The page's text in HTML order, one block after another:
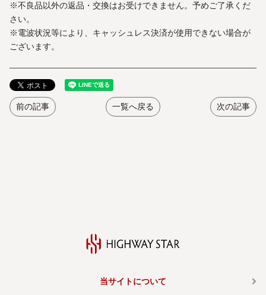
※不良品以外の返品・交換はお受けできません。予めご了承くだ
さい。
※電波状況等により、キャッシュレス決済が使用できない場合が
ございます。
前の記事 一覧へ戻る 次の記事
当サイトについて